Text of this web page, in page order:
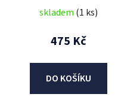
skladem (1 ks)
475 Kč
DO KOŠÍKU